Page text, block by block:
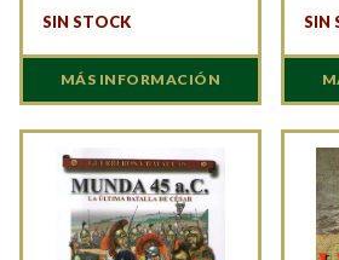
SIN STOCK
MÁS INFORMACIÓN
SIN